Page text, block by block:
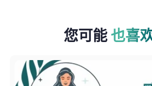
您可能 也喜